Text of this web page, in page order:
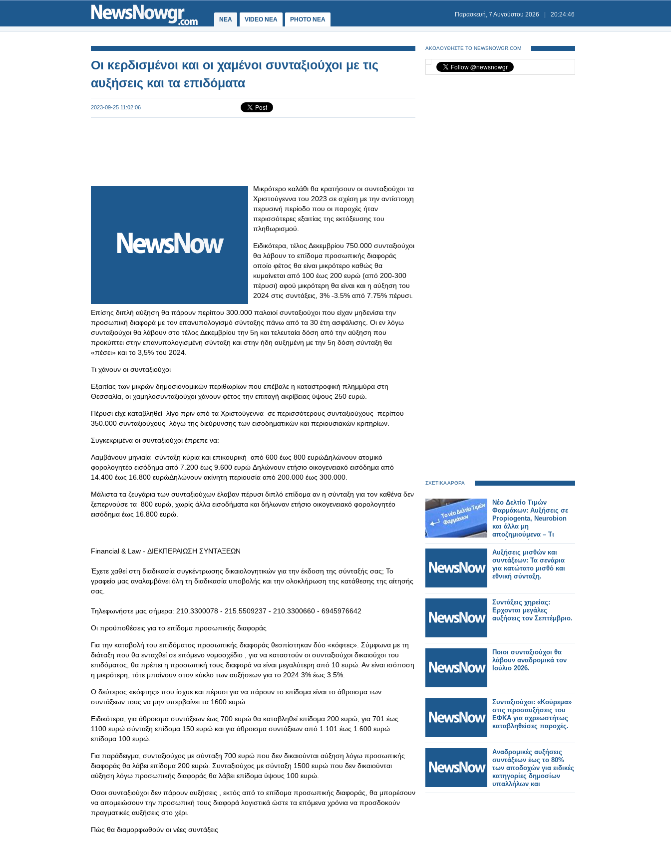
ΝΕΑ VIDEO NEA PHOTO NEA
Παρασκευή, 7 Αυγούστου 2026 20:24:47
Οι κερδισμένοι και οι χαμένοι συνταξιούχοι με τις
αυξήσεις και τα επιδόματα
2023-09-25 11:02:06
Μικρότερο καλάθι θα κρατήσουν οι συνταξιούχοι τα
Χριστούγεννα του 2023 σε σχέση με την αντίστοιχη
περυσινή περίοδο που οι παροχές ήταν
περισσότερες εξαιτίας της εκτόξευσης του
πληθωρισμού.
Ειδικότερα, τέλος Δεκεμβρίου 750.000 συνταξιούχοι
θα λάβουν το επίδομα προσωπικής διαφοράς
οποίο φέτος θα είναι μικρότερο καθώς θα
κυμαίνεται από 100 έως 200 ευρώ (από 200-300
πέρυσι) αφού μικρότερη θα είναι και η αύξηση του
2024 στις συντάξεις, 3% -3.5% από 7.75% πέρυσι.
Επίσης διπλή αύξηση θα πάρουν περίπου 300.000 παλαιοί συνταξιούχοι που είχαν μηδενίσει την
προσωπική διαφορά με τον επανυπολογισμό σύνταξης πάνω από τα 30 έτη ασφάλισης. Οι εν λόγω
συνταξιούχοι θα λάβουν στο τέλος Δεκεμβρίου την 5η και τελευταία δόση από την αύξηση που
προκύπτει στην επανυπολογισμένη σύνταξη και στην ήδη αυξημένη με την 5η δόση σύνταξη θα
«πέσει» και το 3,5% του 2024.
Τι χάνουν οι συνταξιούχοι
Εξαιτίας των μικρών δημοσιονομικών περιθωρίων που επέβαλε η καταστροφική πλημμύρα στη
Θεσσαλία, οι χαμηλοσυνταξιούχοι χάνουν φέτος την επιταγή ακρίβειας ύψους 250 ευρώ.
Πέρυσι είχε καταβληθεί λίγο πριν από τα Χριστούγεννα σε περισσότερους συνταξιούχους περίπου
350.000 συνταξιούχους λόγω της διεύρυνσης των εισοδηματικών και περιουσιακών κριτηρίων.
Συγκεκριμένα οι συνταξιούχοι έπρεπε να:
Λαμβάνουν μηνιαία σύνταξη κύρια και επικουρική από 600 έως 800 ευρώΔηλώνουν ατομικό
φορολογητέο εισόδημα από 7.200 έως 9.600 ευρώ Δηλώνουν ετήσιο οικογενειακό εισόδημα από
14.400 έως 16.800 ευρώΔηλώνουν ακίνητη περιουσία από 200.000 έως 300.000.
Μάλιστα τα ζευγάρια των συνταξιούχων έλαβαν πέρυσι διπλό επίδομα αν η σύνταξη για τον καθένα δεν
ξεπερνούσε τα 800 ευρώ, χωρίς άλλα εισοδήματα και δήλωναν ετήσιο οικογενειακό φορολογητέο
εισόδημα έως 16.800 ευρώ.
Financial & Law - ΔΙΕΚΠΕΡΑΙΩΣΗ ΣΥΝΤΑΞΕΩΝ
Έχετε χαθεί στη διαδικασία συγκέντρωσης δικαιολογητικών για την έκδοση της σύνταξής σας; Το
γραφείο μας αναλαμβάνει όλη τη διαδικασία υποβολής και την ολοκλήρωση της κατάθεσης της αίτησής
σας.
Τηλεφωνήστε μας σήμερα: 210.3300078 - 215.5509237 - 210.3300660 - 6945976642
Οι προϋποθέσεις για το επίδομα προσωπικής διαφοράς
Για την καταβολή του επιδόματος προσωπικής διαφοράς θεσπίστηκαν δύο «κόφτες». Σύμφωνα με τη
διάταξη που θα ενταχθεί σε επόμενο νομοσχέδιο , για να καταστούν οι συνταξιούχοι δικαιούχοι του
επιδόματος, θα πρέπει η προσωπική τους διαφορά να είναι μεγαλύτερη από 10 ευρώ. Αν είναι ισόποση
η μικρότερη, τότε μπαίνουν στον κύκλο των αυξήσεων για το 2024 3% έως 3.5%.
Ο δεύτερος «κόφτης» που ίσχυε και πέρυσι για να πάρουν το επίδομα είναι το άθροισμα των
συντάξεων τους να μην υπερβαίνει τα 1600 ευρώ.
Ειδικότερα, για άθροισμα συντάξεων έως 700 ευρώ θα καταβληθεί επίδομα 200 ευρώ, για 701 έως
1100 ευρώ σύνταξη επίδομα 150 ευρώ και για άθροισμα συντάξεων από 1.101 έως 1.600 ευρώ
επίδομα 100 ευρώ.
Για παράδειγμα, συνταξιούχος με σύνταξη 700 ευρώ που δεν δικαιούνται αύξηση λόγω προσωπικής
διαφοράς θα λάβει επίδομα 200 ευρώ. Συνταξιούχος με σύνταξη 1500 ευρώ που δεν δικαιούνται
αύξηση λόγω προσωπικής διαφοράς θα λάβει επίδομα ύψους 100 ευρώ.
Όσοι συνταξιούχοι δεν πάρουν αυξήσεις , εκτός από το επίδομα προσωπικής διαφοράς, θα μπορέσουν
να απομειώσουν την προσωπική τους διαφορά λογιστικά ώστε τα επόμενα χρόνια να προσδοκούν
πραγματικές αυξήσεις στο χέρι.
Πώς θα διαμορφωθούν οι νέες συντάξεις
ΑΚΟΛΟΥΘΗΣΤΕ ΤΟ NEWSNOWGR.COM
ΣΧΕΤΙΚΑ ΑΡΘΡΑ
Νέο Δελτίο Τιμών
Φαρμάκων: Αυξήσεις σε
Propiogenta, Neurobion
και άλλα μη
αποζημιούμενα – Τι
αλλάζει από 31/7/2026
Αυξήσεις μισθών και
συντάξεων: Τα σενάρια
για κατώτατο μισθό και
εθνική σύνταξη.
Συντάξεις χηρείας:
Ερχονται μεγάλες
αυξήσεις τον Σεπτέμβριο.
Ποιοι συνταξιούχοι θα
λάβουν αναδρομικά τον
Ιούλιο 2026.
Συνταξιούχοι: «Κούρεμα»
στις προσαυξήσεις του
ΕΦΚΑ για αχρεωστήτως
καταβληθείσες παροχές.
Αναδρομικές αυξήσεις
συντάξεων έως το 80%
των αποδοχών για ειδικές
κατηγορίες δημοσίων
υπαλλήλων και
στρατιωτικών.